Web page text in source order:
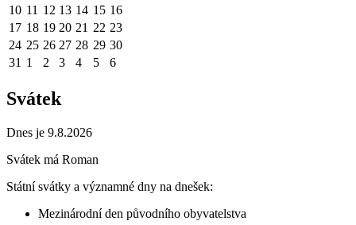
10 11 12 13 14 15 16
17 18 19 20 21 22 23
24 25 26 27 28 29 30
31 1 2 3 4 5 6
Svátek
Dnes je 9.8.2026
Svátek má Roman
Státní svátky a významné dny na dnešek:
Mezinárodní den původního obyvatelstva